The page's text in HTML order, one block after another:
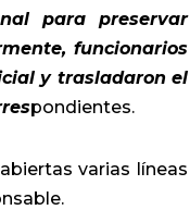
para preservar
funcionarios
y trasladaron el
pondientes.
varias líneas